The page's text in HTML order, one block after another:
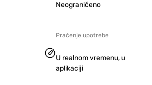
Neograničeno
Praćenje upotrebe
U realnom vremenu, u
aplikaciji